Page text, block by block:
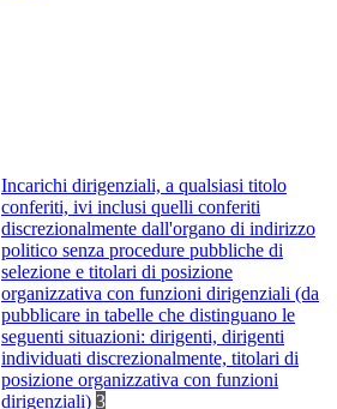
Incarichi dirigenziali, a qualsiasi titolo
conferiti, ivi inclusi quelli conferiti
discrezionalmente dall'organo di indirizzo
politico senza procedure pubbliche di
selezione e titolari di posizione
organizzativa con funzioni dirigenziali (da
pubblicare in tabelle che distinguano le
seguenti situazioni: dirigenti, dirigenti
individuati discrezionalmente, titolari di
posizione organizzativa con funzioni
dirigenziali) 3